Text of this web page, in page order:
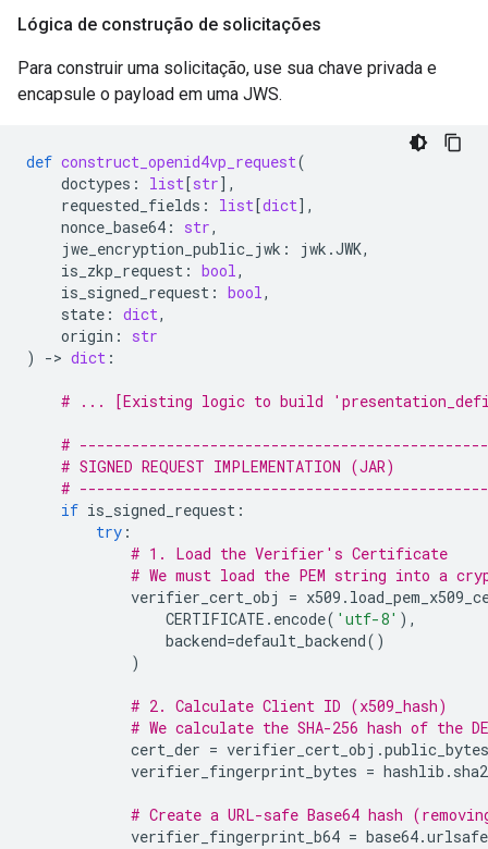
Lógica de construção de solicitações
Para construir uma solicitação, use sua chave privada e
encapsule o payload em uma JWS.
def construct_openid4vp_request(
doctypes : list[str],
requested_fields : list[dict],
nonce_base64 : str,
jwe_encryption_public_jwk : jwk .JWK,
is_zkp_request : bool,
is_signed_request : bool,
state : dict,
origin :
str
)
-> dict :
# ... [Existing logic to build
#
# SIGNED REQUEST IMPLEMENTATION (JAR)
#
if is_signed_request :
try :
# 1. Load the Verifier's Certificate
# We must load the PEM string into a
verifier_cert_obj
= x509 .
CERTIFICATE . encode( 'utf-8' ),
backend=default_backend()
)
# 2. Calculate Client ID (x509_hash)
# We calculate the SHA-256 hash of the
cert_der = verifier_cert_obj .public_bytes
verifier_fingerprint_bytes = hashlib .
# Create a URL-safe Base64 hash
verifier_fingerprint_b64 = base64.